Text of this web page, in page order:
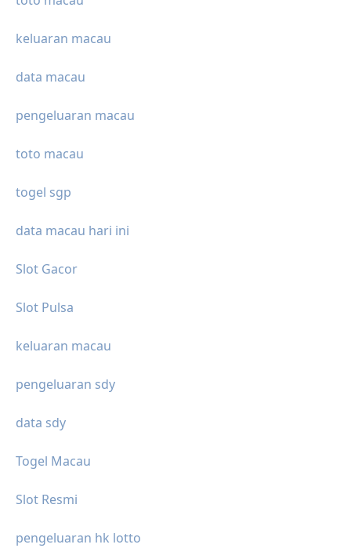
keluaran macau
data macau
pengeluaran macau
toto macau
togel sgp
data macau hari ini
Slot Gacor
Slot Pulsa
keluaran macau
pengeluaran sdy
data sdy
Togel Macau
Slot Resmi
pengeluaran hk lotto